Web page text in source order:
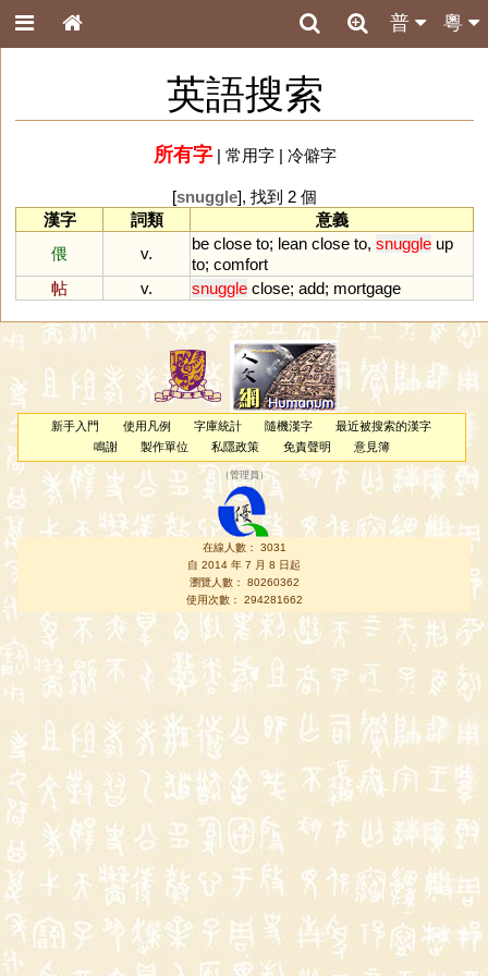
粵
普
英語搜索
所有字| 常用字| 冷僻字
[snuggle], 找到 2 個
漢字
詞類
意義
偎
v.
be close to; lean close to, snuggle up
to; comfort
帖
v. snuggle close; add; mortgage
新手入門 使用凡例 字庫統計 隨機漢字
最近被搜索的漢字
鳴謝
製作單位 私隱政策 免責聲明 意見簿
（管理員 ）
在線人數： 3031
自 2014 年 7 月 8 日起
瀏覽人數： 80260362
使用次數： 294281662